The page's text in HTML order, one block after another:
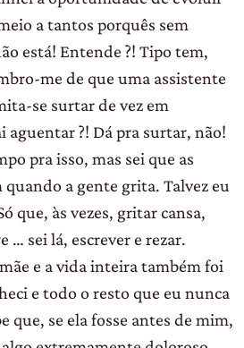
a tantos porquês sem
está! Entende ?! Tipo tem,
me de que uma assistente
se surtar de vez em
aguentar ?! Dá pra surtar, não!
pra isso, mas sei que as
quando a gente grita. Talvez eu
que, às vezes, gritar cansa,
… sei lá, escrever e rezar.
e a vida inteira também foi
e todo o resto que eu nunca
que, se ela fosse antes de mim,